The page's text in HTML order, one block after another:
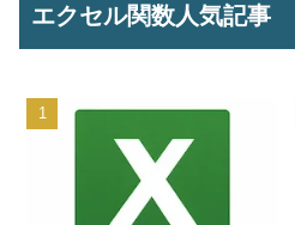
エクセル関数人気記事